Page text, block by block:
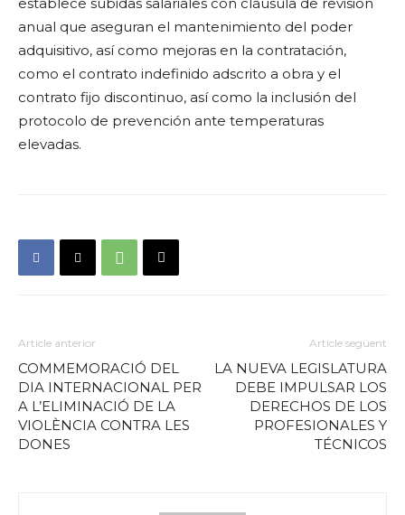
anual que aseguran el mantenimiento del poder
adquisitivo, así como mejoras en la contratación,
como el contrato indefinido adscrito a obra y el
contrato fijo discontinuo, así como la inclusión del
protocolo de prevención ante temperaturas
elevadas.
Article anterior
COMMEMORACIÓ DEL
DIA INTERNACIONAL PER
A L’ELIMINACIÓ DE LA
VIOLÈNCIA CONTRA LES
DONES
Article següent
LA NUEVA LEGISLATURA
DEBE IMPULSAR LOS
DERECHOS DE LOS
PROFESIONALES Y
TÉCNICOS